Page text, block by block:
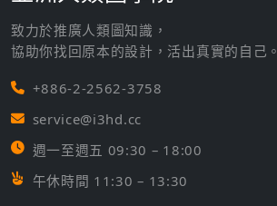
致力於推廣人類圖知識，
協助你找回原本的設計，活出真實的自己。
+886-2-2562-3758
service@i3hd.cc
週一至週五 09:30 – 18:00
午休時間 11:30 – 13:30